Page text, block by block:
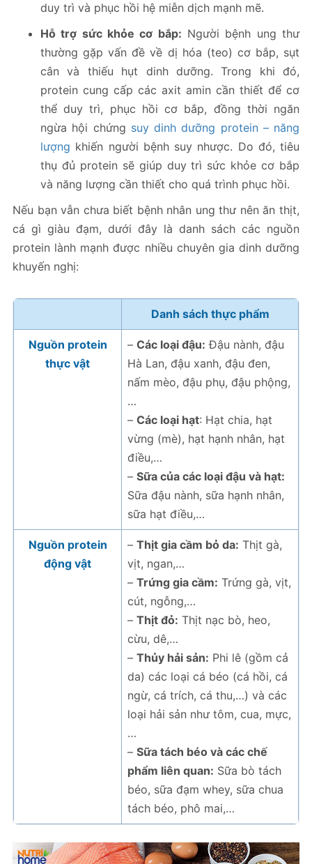
duy trì và phục hồi hệ miễn dịch mạnh mẽ.
Hỗ trợ sức khỏe cơ bắp: Người bệnh ung thư
thường gặp vấn đề về dị hóa (teo) cơ bắp, sụt
cân và thiếu hụt dinh dưỡng. Trong khi đó,
protein cung cấp các axit amin cần thiết để cơ
thể duy trì, phục hồi cơ bắp, đồng thời ngăn
ngừa hội chứng suy dinh dưỡng protein – năng
lượng khiến người bệnh suy nhược. Do đó, tiêu
thụ đủ protein sẽ giúp duy trì sức khỏe cơ bắp
và năng lượng cần thiết cho quá trình phục hồi.
Nếu bạn vẫn chưa biết bệnh nhân ung thư nên ăn thịt,
cá gì giàu đạm, dưới đây là danh sách các nguồn
protein lành mạnh được nhiều chuyên gia dinh dưỡng
khuyến nghị:
Danh sách thực phẩm
Nguồn protein
thực vật
– Các loại đậu: Đậu nành, đậu
Hà Lan, đậu xanh, đậu đen,
nấm mèo, đậu phụ, đậu phộng,
…
– Các loại hạt: Hạt chia, hạt
vừng (mè), hạt hạnh nhân, hạt
điều,…
– Sữa của các loại đậu và hạt:
Sữa đậu nành, sữa hạnh nhân,
sữa hạt điều,…
Nguồn protein
động vật
– Thịt gia cầm bỏ da: Thịt gà,
vịt, ngan,…
– Trứng gia cầm: Trứng gà, vịt,
cút, ngỗng,…
– Thịt đỏ: Thịt nạc bò, heo,
cừu, dê,…
– Thủy hải sản: Phi lê (gồm cả
da) các loại cá béo (cá hồi, cá
ngừ, cá trích, cá thu,…) và các
loại hải sản như tôm, cua, mực,
…
– Sữa tách béo và các chế
phẩm liên quan: Sữa bò tách
béo, sữa đạm whey, sữa chua
tách béo, phô mai,…